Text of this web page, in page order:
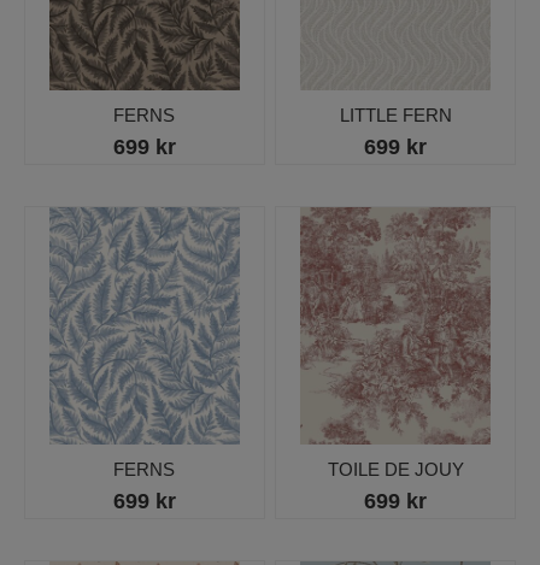
FERNS
699 kr
LITTLE FERN
699 kr
FERNS
699 kr
TOILE DE JOUY
699 kr